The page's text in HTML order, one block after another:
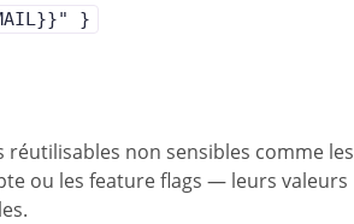
}
réutilisables non sensibles comme les
ou les feature flags — leurs valeurs